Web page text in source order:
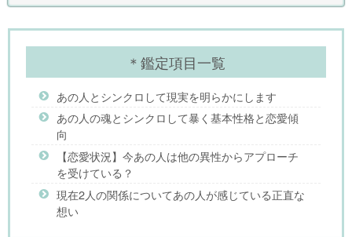
＊鑑定項目一覧
あの人とシンクロして現実を明らかにします
あの人の魂とシンクロして暴く基本性格と恋愛傾
向
【恋愛状況】今あの人は他の異性からアプローチ
を受けている？
現在2人の関係についてあの人が感じている正直な
想い